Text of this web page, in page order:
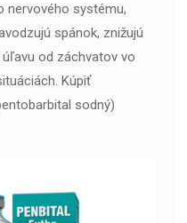
nervového systému,
spánok, znižujú
od záchvatov vo
Kúpiť
sodný)